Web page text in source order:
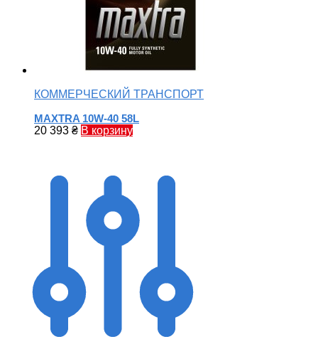
КОММЕРЧЕСКИЙ ТРАНСПОРТ
MAXTRA 10W-40 58L
20 393 ₴ В корзину